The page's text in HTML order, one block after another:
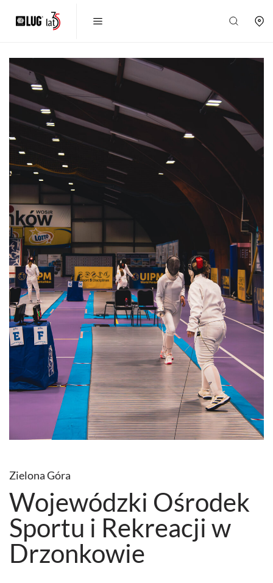
Zielona Góra
Wojewódzki Ośrodek
Sportu i Rekreacji w
Drzonkowie